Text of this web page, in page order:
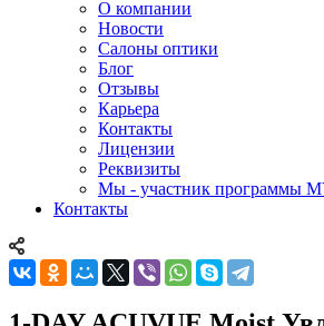
О компании
Новости
Салоны оптики
Блог
Отзывы
Карьера
Контакты
Лицензии
Реквизиты
Мы - участник программы
Контакты